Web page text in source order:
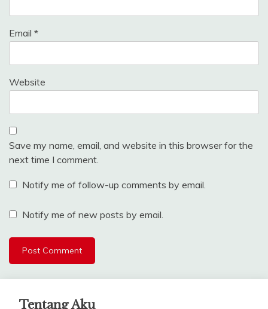
Email *
Website
Save my name, email, and website in this browser for the
next time I comment.
Notify me of follow-up comments by email.
Notify me of new posts by email.
Tentang Aku